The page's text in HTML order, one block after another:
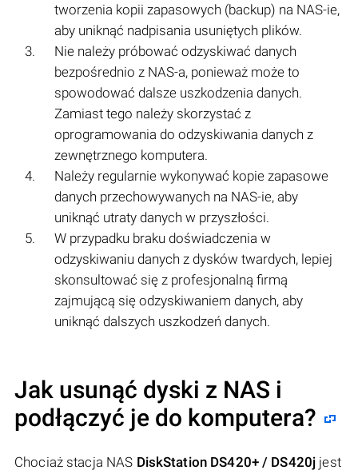
tworzenia kopii zapasowych (backup) na NAS-ie,
aby uniknąć nadpisania usuniętych plików.
Nie należy próbować odzyskiwać danych
bezpośrednio z NAS-a, ponieważ może to
spowodować dalsze uszkodzenia danych.
Zamiast tego należy skorzystać z
oprogramowania do odzyskiwania danych z
zewnętrznego komputera.
Należy regularnie wykonywać kopie zapasowe
danych przechowywanych na NAS-ie, aby
uniknąć utraty danych w przyszłości.
W przypadku braku doświadczenia w
odzyskiwaniu danych z dysków twardych, lepiej
skonsultować się z profesjonalną firmą
zajmującą się odzyskiwaniem danych, aby
uniknąć dalszych uszkodzeń danych.
Jak usunąć dyski z NAS i
podłączyć je do komputera?
Chociaż stacja NAS DiskStation DS420+ / DS420j jest